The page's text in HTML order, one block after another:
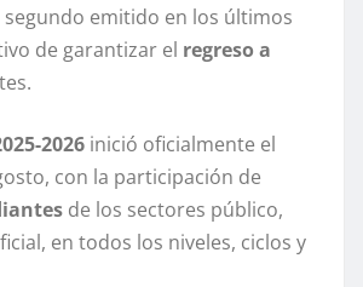
segundo emitido en los últimos
de garantizar el regreso a
2026 inició oficialmente el
con la participación de
de los sectores público,
en todos los niveles, ciclos y